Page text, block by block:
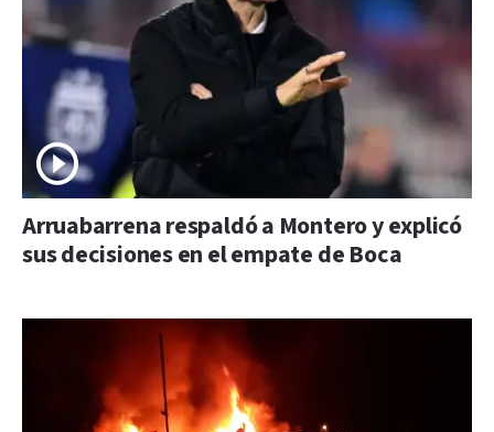
Arruabarrena respaldó a Montero y explicó
sus decisiones en el empate de Boca